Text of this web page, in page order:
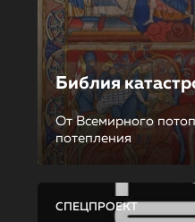
Библия
От Всемирного
потепления
СПЕЦПРОЕКТ